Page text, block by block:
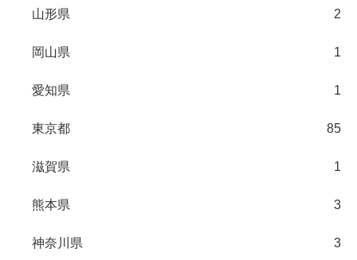
山形県 2
岡山県 1
愛知県 1
東京都 85
滋賀県 1
熊本県 3
神奈川県 3